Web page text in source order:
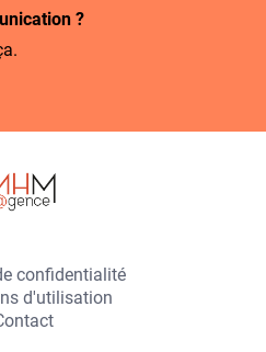
?
confidentialité
d'utilisation